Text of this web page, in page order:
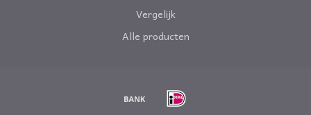
Vergelijk
Alle producten